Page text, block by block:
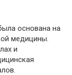
основана на
медицины.
и